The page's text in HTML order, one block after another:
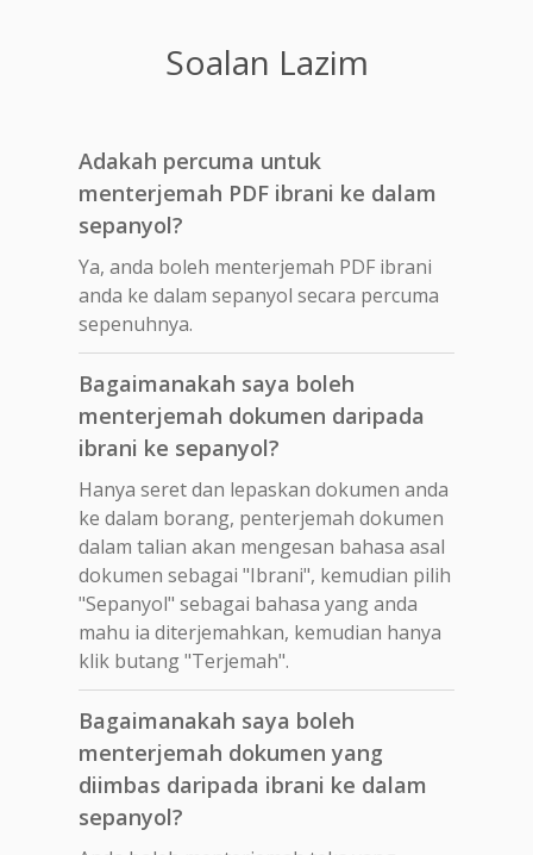
Soalan Lazim
Adakah percuma untuk
menterjemah PDF ibrani ke dalam
sepanyol?
Ya, anda boleh menterjemah PDF ibrani
anda ke dalam sepanyol secara percuma
sepenuhnya.
Bagaimanakah saya boleh
menterjemah dokumen daripada
ibrani ke sepanyol?
Hanya seret dan lepaskan dokumen anda
ke dalam borang, penterjemah dokumen
dalam talian akan mengesan bahasa asal
dokumen sebagai "Ibrani", kemudian pilih
"Sepanyol" sebagai bahasa yang anda
mahu ia diterjemahkan, kemudian hanya
klik butang "Terjemah".
Bagaimanakah saya boleh
menterjemah dokumen yang
diimbas daripada ibrani ke dalam
sepanyol?